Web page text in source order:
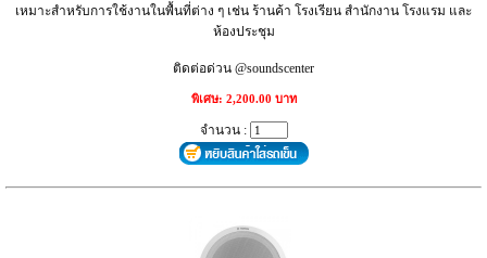
เหมาะสำหรับการใช้งานในพื้นที่ต่าง ๆ เช่น ร้านค้า โรงเรียน สำนักงาน โรงแรม และ
ห้องประชุม
ติดต่อด่วน @soundscenter
พิเศษ: 2,200.00 บาท
จำนวน :